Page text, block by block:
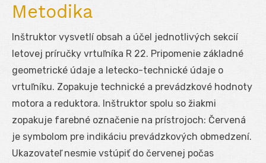
Metodika
Inštruktor vysvetlí obsah a účel jednotlivých sekcií
letovej príručky vrtuľníka R 22. Pripomenie základné
geometrické údaje a letecko-technické údaje o
vrtuľníku. Zopakuje technické a prevádzkové hodnoty
motora a reduktora. Inštruktor spolu so žiakmi
zopakuje farebné označenie na prístrojoch: Červená
je symbolom pre indikáciu prevádzkových obmedzení.
Ukazovateľ nesmie vstúpiť do červenej počas